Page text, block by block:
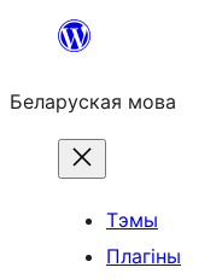
Перайсці
змесціва
Беларуская мова
Тэмы
Плагіны